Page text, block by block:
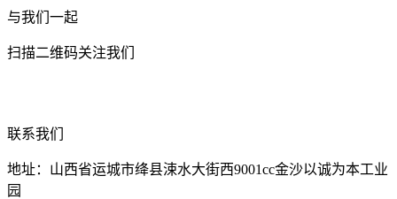
与我们一起
扫描二维码关注我们
联系我们
地址：山西省运城市绛县涑水大街西9001cc金沙以诚为本工业
园